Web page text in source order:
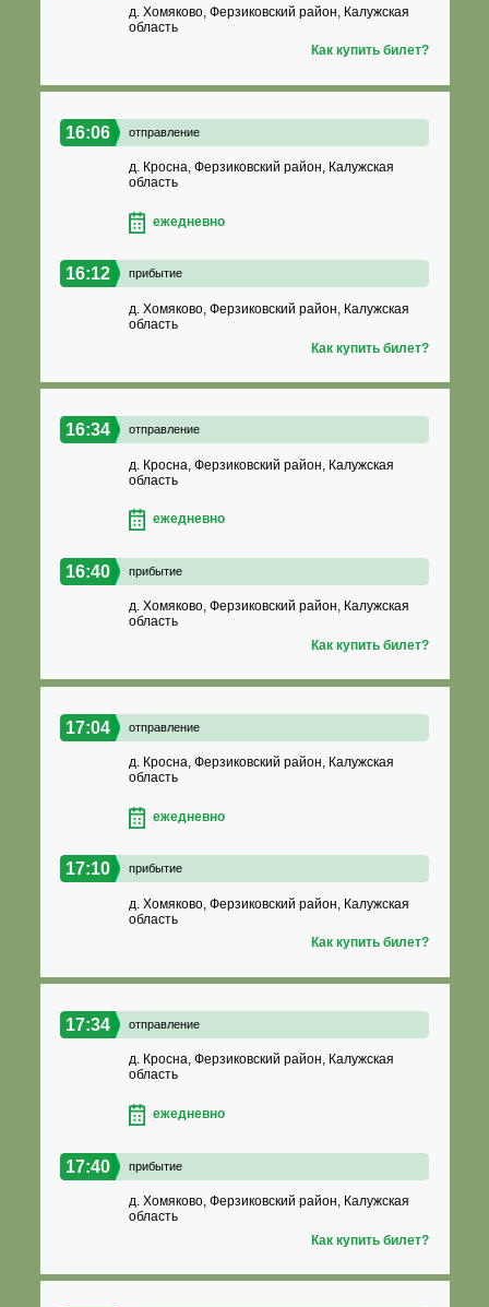
д. Хомяково, Ферзиковский район, Калужская
область
Как купить билет?
16:06 отправление
д. Кросна, Ферзиковский район, Калужская
область
ежедневно
16:12 прибытие
д. Хомяково, Ферзиковский район, Калужская
область
Как купить билет?
16:34 отправление
д. Кросна, Ферзиковский район, Калужская
область
ежедневно
16:40 прибытие
д. Хомяково, Ферзиковский район, Калужская
область
Как купить билет?
17:04 отправление
д. Кросна, Ферзиковский район, Калужская
область
ежедневно
17:10 прибытие
д. Хомяково, Ферзиковский район, Калужская
область
Как купить билет?
17:34 отправление
д. Кросна, Ферзиковский район, Калужская
область
ежедневно
17:40 прибытие
д. Хомяково, Ферзиковский район, Калужская
область
Как купить билет?